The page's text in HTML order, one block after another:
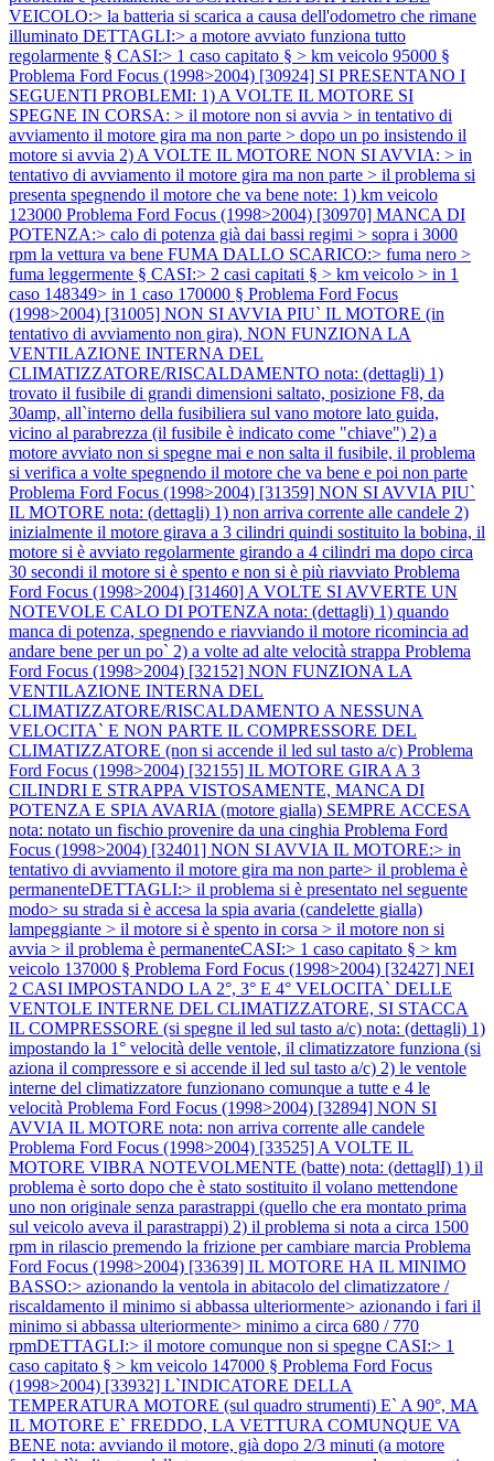
VEICOLO:> la batteria si scarica a causa dell'odometro che rimane
illuminato DETTAGLI:> a motore avviato funziona tutto
regolarmente § CASI:> 1 caso capitato § > km veicolo 95000 §
Problema Ford Focus (1998>2004) [30924] SI PRESENTANO I
SEGUENTI PROBLEMI: 1) A VOLTE IL MOTORE SI
SPEGNE IN CORSA: > il motore non si avvia > in tentativo di
avviamento il motore gira ma non parte > dopo un po insistendo il
motore si avvia 2) A VOLTE IL MOTORE NON SI AVVIA: > in
tentativo di avviamento il motore gira ma non parte > il problema si
presenta spegnendo il motore che va bene note: 1) km veicolo
123000 Problema Ford Focus (1998>2004) [30970] MANCA DI
POTENZA:> calo di potenza già dai bassi regimi > sopra i 3000
rpm la vettura va bene FUMA DALLO SCARICO:> fuma nero >
fuma leggermente § CASI:> 2 casi capitati § > km veicolo > in 1
caso 148349> in 1 caso 170000 § Problema Ford Focus
(1998>2004) [31005] NON SI AVVIA PIU` IL MOTORE (in
tentativo di avviamento non gira), NON FUNZIONA LA
VENTILAZIONE INTERNA DEL
CLIMATIZZATORE/RISCALDAMENTO nota: (dettagli) 1)
trovato il fusibile di grandi dimensioni saltato, posizione F8, da
30amp, all`interno della fusibiliera sul vano motore lato guida,
vicino al parabrezza (il fusibile è indicato come "chiave") 2) a
motore avviato non si spegne mai e non salta il fusibile, il problema
si verifica a volte spegnendo il motore che va bene e poi non parte
Problema Ford Focus (1998>2004) [31359] NON SI AVVIA PIU`
IL MOTORE nota: (dettagli) 1) non arriva corrente alle candele 2)
inizialmente il motore girava a 3 cilindri quindi sostituito la bobina, il
motore si è avviato regolarmente girando a 4 cilindri ma dopo circa
30 secondi il motore si è spento e non si è più riavviato Problema
Ford Focus (1998>2004) [31460] A VOLTE SI AVVERTE UN
NOTEVOLE CALO DI POTENZA nota: (dettagli) 1) quando
manca di potenza, spegnendo e riavviando il motore ricomincia ad
andare bene per un po` 2) a volte ad alte velocità strappa Problema
Ford Focus (1998>2004) [32152] NON FUNZIONA LA
VENTILAZIONE INTERNA DEL
CLIMATIZZATORE/RISCALDAMENTO A NESSUNA
VELOCITA` E NON PARTE IL COMPRESSORE DEL
CLIMATIZZATORE (non si accende il led sul tasto a/c) Problema
Ford Focus (1998>2004) [32155] IL MOTORE GIRA A 3
CILINDRI E STRAPPA VISTOSAMENTE, MANCA DI
POTENZA E SPIA AVARIA (motore gialla) SEMPRE ACCESA
nota: notato un fischio provenire da una cinghia Problema Ford
Focus (1998>2004) [32401] NON SI AVVIA IL MOTORE:> in
tentativo di avviamento il motore gira ma non parte> il problema è
permanenteDETTAGLI:> il problema si è presentato nel seguente
modo> su strada si è accesa la spia avaria (candelette gialla)
lampeggiante > il motore si è spento in corsa > il motore non si
avvia > il problema è permanenteCASI:> 1 caso capitato § > km
veicolo 137000 § Problema Ford Focus (1998>2004) [32427] NEI
2 CASI IMPOSTANDO LA 2°, 3° E 4° VELOCITA` DELLE
VENTOLE INTERNE DEL CLIMATIZZATORE, SI STACCA
IL COMPRESSORE (si spegne il led sul tasto a/c) nota: (dettagli) 1)
impostando la 1° velocità delle ventole, il climatizzatore funziona (si
aziona il compressore e si accende il led sul tasto a/c) 2) le ventole
interne del climatizzatore funzionano comunque a tutte e 4 le
velocità Problema Ford Focus (1998>2004) [32894] NON SI
AVVIA IL MOTORE nota: non arriva corrente alle candele
Problema Ford Focus (1998>2004) [33525] A VOLTE IL
MOTORE VIBRA NOTEVOLMENTE (batte) nota: (dettaglI) 1) il
problema è sorto dopo che è stato sostituito il volano mettendone
uno non originale senza parastrappi (quello che era montato prima
sul veicolo aveva il parastrappi) 2) il problema si nota a circa 1500
rpm in rilascio premendo la frizione per cambiare marcia Problema
Ford Focus (1998>2004) [33639] IL MOTORE HA IL MINIMO
BASSO:> azionando la ventola in abitacolo del climatizzatore /
riscaldamento il minimo si abbassa ulteriormente> azionando i fari il
minimo si abbassa ulteriormente> minimo a circa 680 / 770
rpmDETTAGLI:> il motore comunque non si spegne CASI:> 1
caso capitato § > km veicolo 147000 § Problema Ford Focus
(1998>2004) [33932] L`INDICATORE DELLA
TEMPERATURA MOTORE (sul quadro strumenti) E` A 90°, MA
IL MOTORE E` FREDDO, LA VETTURA COMUNQUE VA
BENE nota: avviando il motore, già dopo 2/3 minuti (a motore